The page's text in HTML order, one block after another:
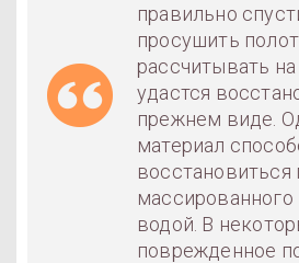
правильно
просушить
рассчитывать
удастся
прежнем виде.
материал
восстановиться
массированного
водой. В
поврежденное